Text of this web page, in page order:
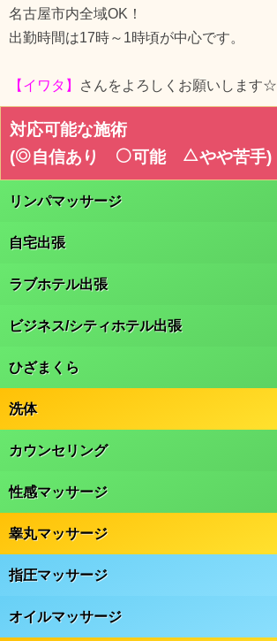
名古屋市内全域OK！
出勤時間は17時～1時頃が中心です。
【イワタ】 さんをよろしくお願いします☆
対応可能な施術
(
自信あり 可能 やや苦手)
リンパマッサージ
自宅出張
ラブホテル出張
ビジネス/シティホテル出張
ひざまくら
洗体
カウンセリング
性感マッサージ
睾丸マッサージ
指圧マッサージ
オイルマッサージ